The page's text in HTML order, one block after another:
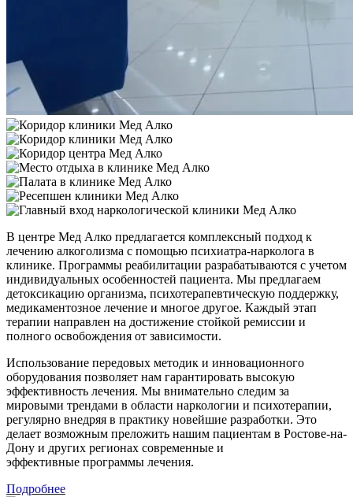
В центре Мед Алко предлагается комплексный подход к
лечению алкоголизма с помощью психиатра-нарколога в
клинике. Программы реабилитации разрабатываются с учетом
индивидуальных особенностей пациента. Мы предлагаем
детоксикацию организма, психотерапевтическую поддержку,
медикаментозное лечение и многое другое. Каждый этап
терапии направлен на достижение стойкой ремиссии и
полного освобождения от зависимости.
Использование передовых методик и инновационного
оборудования позволяет нам гарантировать высокую
эффективность лечения. Мы внимательно следим за
мировыми трендами в области наркологии и психотерапии,
регулярно внедряя в практику новейшие разработки. Это
делает возможным преложить нашим пациентам в Ростове-на-
Дону и других регионах современные и
эффективные программы лечения.
Подробнее